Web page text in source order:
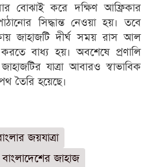
বোঝাই করে দক্ষিণ আফ্রিকার
সিদ্ধান্ত নেওয়া হয়। তবে
জাহাজটি দীর্ঘ সময় রাস আল
বাধ্য হয়। অবশেষে প্রণালি
যাত্রা আবারও স্বাভাবিক
তৈরি হয়েছে।
জয়যাত্রা
জাহাজ